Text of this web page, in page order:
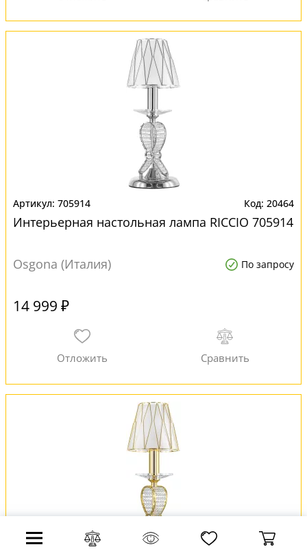
705914 20464
Интерьерная настольная лампа RICCIO 705914
Osgona (Италия) По запросу
14 999 ₽